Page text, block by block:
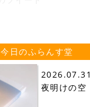
今日のふらんす堂
2026.07.31
夜明けの空